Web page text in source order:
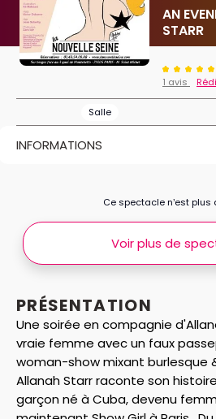
AN
STARR
1 avis
Salle
INFORMATIONS
PRÉSENTATION
Une soirée en compagnie
vraie femme avec un faux
woman-show mixant burlesque
Allanah Starr raconte son
garçon né à Cuba, devenu
Ce spectacle n’est plus
Voir plus de